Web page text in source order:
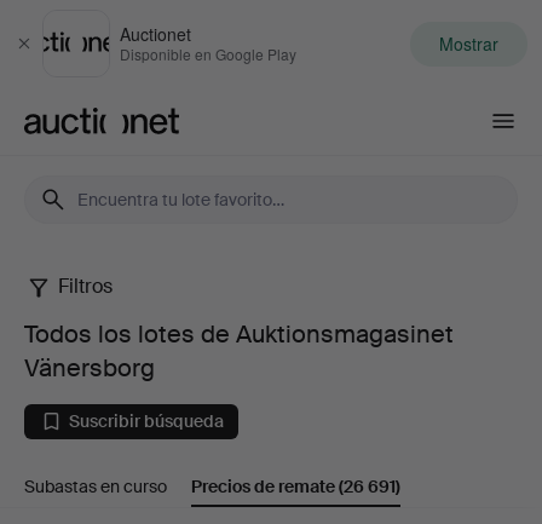
Cerrar
Auctionet
Disponible en Google Play Mostrar
Todos
los
lotes
de
Filtros
Todos los lotes de Auktionsmagasinet
Vänersborg
Suscribir búsqueda
Subastas en curso Precios de remate(26 691)